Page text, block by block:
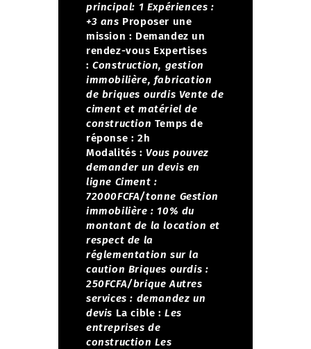
principal: 1 Expériences :
+3 ans Proposer une
mission : Demandez un
rendez-vous Expertises
: Construction, gestion
immobilière, fabrication
de briques ourdis Vente de
ciment et matériel de
construction Temps de
réponse : 2h
Modalités : Vous pouvez
demander un devis en
ligne Ciment :
72000FCFA/tonne Gestion
immobilière : 10% du
montant de la location et
respect de la
réglementation sur la
caution Briques ourdis :
250FCFA/brique Autres
services : demandez un
devis La cible : Les
entreprises de
construction Les